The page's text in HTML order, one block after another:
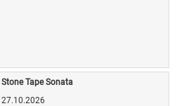
Stone Tape Sonata
27.10.2026